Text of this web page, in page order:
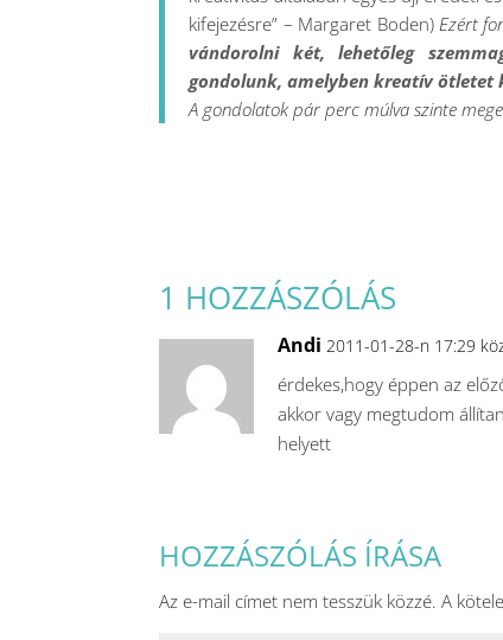
kifejezésre” – Margaret Boden)Ezért
vándorolni két, lehetőleg
gondolunk, amelyben kreatív ötletet
A gondolatok pár perc múlva szinte
1 HOZZÁSZÓLÁS
Andi 2011-01-28-n 17:29
érdekes,hogy éppen az
akkor vagy megtudom
helyett
HOZZÁSZÓLÁS ÍRÁSA
Az e-mail címet nem tesszük közzé. A